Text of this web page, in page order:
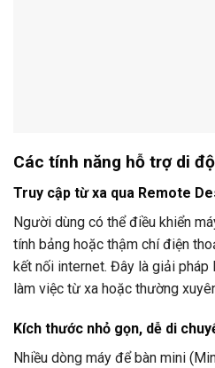
Các tính năng hỗ trợ di
Truy cập từ xa qua Remote
Người dùng có thể điều khiển
tính bảng hoặc thậm chí điện
kết nối internet. Đây là giải
làm việc từ xa hoặc thường
Kích thước nhỏ gọn, dễ di
Nhiều dòng máy để bàn mini